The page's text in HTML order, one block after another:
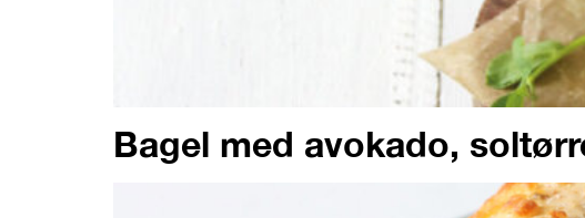
Bagel med avokado,